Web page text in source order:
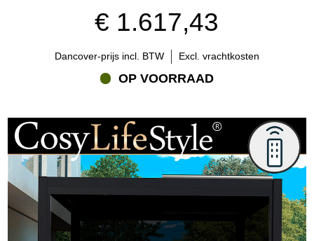
€ 1.617,43
Dancover-prijs incl. BTW Excl. vrachtkosten
OP VOORRAAD